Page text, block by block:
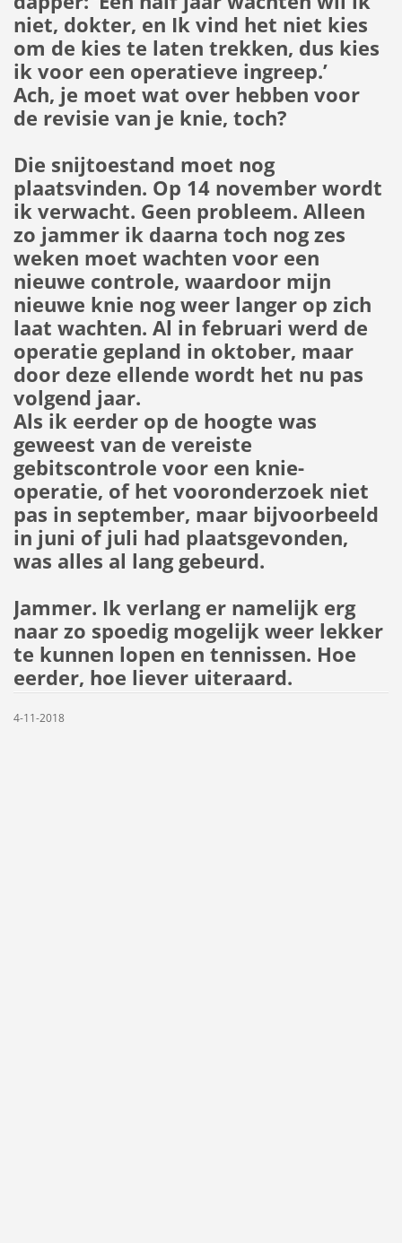
niet, dokter, en Ik vind het niet kies
om de kies te laten trekken, dus kies
ik voor een operatieve ingreep.’
Ach, je moet wat over hebben voor
de revisie van je knie, toch?
Die snijtoestand moet nog
plaatsvinden. Op 14 november wordt
ik verwacht. Geen probleem. Alleen
zo jammer ik daarna toch nog zes
weken moet wachten voor een
nieuwe controle, waardoor mijn
nieuwe knie nog weer langer op zich
laat wachten. Al in februari werd de
operatie gepland in oktober, maar
door deze ellende wordt het nu pas
volgend jaar.
Als ik eerder op de hoogte was
geweest van de vereiste
gebitscontrole voor een knie-
operatie, of het vooronderzoek niet
pas in september, maar bijvoorbeeld
in juni of juli had plaatsgevonden,
was alles al lang gebeurd.
Jammer. Ik verlang er namelijk erg
naar zo spoedig mogelijk weer lekker
te kunnen lopen en tennissen. Hoe
eerder, hoe liever uiteraard.
4-11-2018